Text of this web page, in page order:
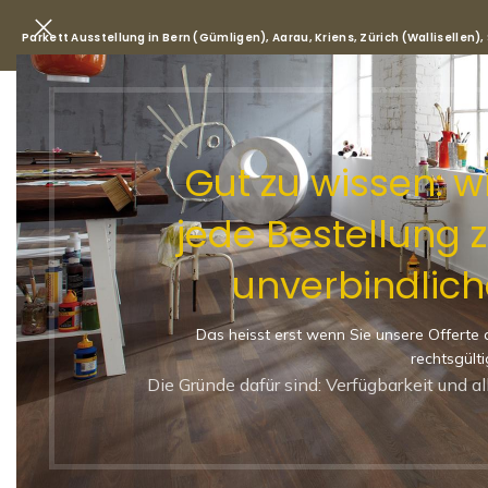
Gut zu wissen:
jede Bestellung
Das heisst erst wenn Sie unsere
Die Gründe dafür sind: Verfügbarkeit und
Parkett Ausstellung in Bern (Gümligen), Aarau, Kriens, Zürich
Start/Shop/Parkett/
Langstab Parkett (XL)
Ruhige Sortierung
-21%
LANGSTAB PARKETT (XL)
MATT VERSIEGELT
1390 × 137 × 10.5 MM